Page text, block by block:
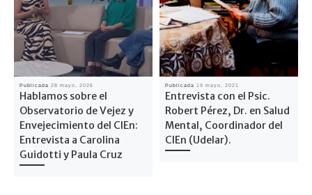
Publicada 28 mayo, 2026
Hablamos sobre el
Observatorio de Vejez y
Envejecimiento del CIEn:
Entrevista a Carolina
Guidotti y Paula Cruz
Publicada 19 mayo, 2021
Entrevista con el Psic.
Robert Pérez, Dr. en Salud
Mental, Coordinador del
CIEn (Udelar).